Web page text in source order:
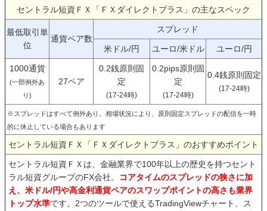
セントラル短資ＦＸ「ＦＸダイレクトプラス」の主なスペック
最低取引単
位
通貨ペア数
スプレッド
米ドル/円 ユーロ/米ドル ユーロ/円
1000通貨
(一部例外あ
り)
27ペア
0.2銭原則固
定
(17-24時)
0.2pips原則固
定
(17-24時)
0.4銭原則固定
(17-24時)
※スプレッドはすべて例外あり。相場状況により、原則固定スプレッドの配信を一時
的に休止している場合もあります
セントラル短資ＦＸ「ＦＸダイレクトプラス」のおすすめポイント
セントラル短資ＦＸは、金融業界で100年以上の歴史を持つセント
ラル短資グループのFX会社。
コアタイムのスプレッドの狭さに加
え、米ドル/円や高金利通貨ペアのスワップポイントの高さも業界
トップ水準です。2つのツールで使えるTradingViewチャート、ス